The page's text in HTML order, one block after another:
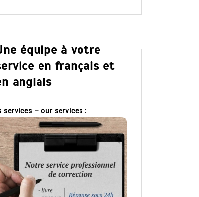
équipe à votre
en français et
anglais
services – our services :